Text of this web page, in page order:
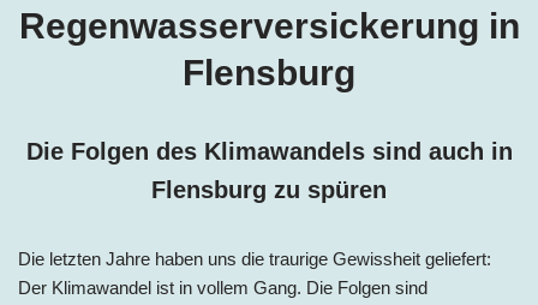
Regenwasserversickerung in
Flensburg
Die Folgen des Klimawandels sind auch in
Flensburg zu spüren
Die letzten Jahre haben uns die traurige Gewissheit geliefert:
Der Klimawandel ist in vollem Gang. Die Folgen sind